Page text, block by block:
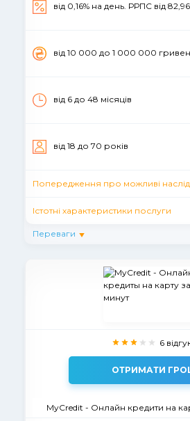
від 0,16% на день. РРПС від
вiд 10 000 до 1 000 000
від 6 до 48 місяців
вiд 18 до 70 рокiв
Попередження про можливі
Істотні характеристики послуги
Переваги
6
ОТРИМАТИ
MyCredit - Онлайн кредити на